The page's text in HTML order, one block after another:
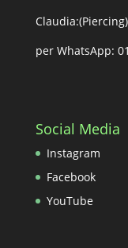
per WhatsApp:
Social Media
Instagram
Facebook
YouTube